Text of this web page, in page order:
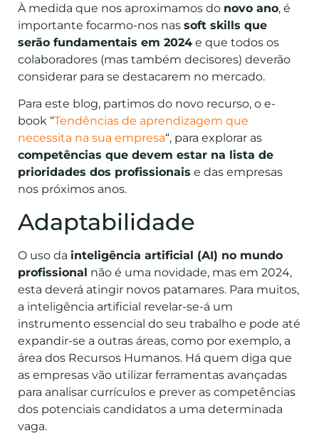
À medida que nos aproximamos do novo ano, é
importante focarmo-nos nas soft skills que
serão fundamentais em 2024 e que todos os
colaboradores (mas também decisores) deverão
considerar para se destacarem no mercado.
Para este blog, partimos do novo recurso, o e-
book “Tendências de aprendizagem que
necessita na sua empresa“, para explorar as
competências que devem estar na lista de
prioridades dos profissionais e das empresas
nos próximos anos.
Adaptabilidade
O uso da inteligência artificial (AI) no mundo
profissional não é uma novidade, mas em 2024,
esta deverá atingir novos patamares. Para muitos,
a inteligência artificial revelar-se-á um
instrumento essencial do seu trabalho e pode até
expandir-se a outras áreas, como por exemplo, a
área dos Recursos Humanos. Há quem diga que
as empresas vão utilizar ferramentas avançadas
para analisar currículos e prever as competências
dos potenciais candidatos a uma determinada
vaga.